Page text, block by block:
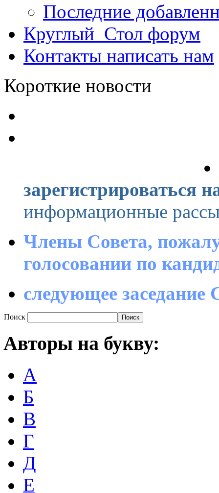
Последние
Круглый_Стол форум
Контакты написать нам
Короткие новости
зарегистрироваться
информационные
Члены Совета,
голосовании по
следующее заседание
Поиск
Авторы на букву:
А
Б
В
Г
Д
Е